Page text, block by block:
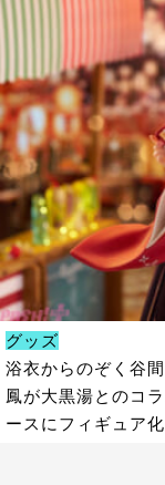
グッズ
浴衣からのぞく谷
鳳が大黒湯とのコ
ースにフィギュア化